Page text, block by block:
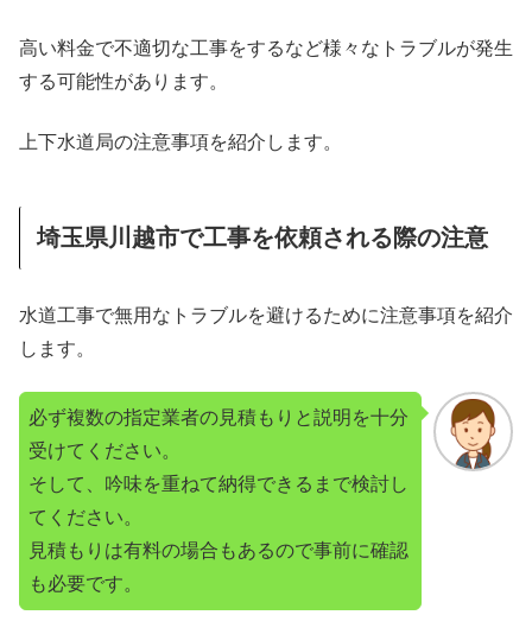
高い料金で不適切な工事をするなど様々なトラブルが発生
する可能性があります。
上下水道局の注意事項を紹介します。
埼玉県川越市で工事を依頼される際の注意
水道工事で無用なトラブルを避けるために注意事項を紹介
します。
必ず複数の指定業者の見積もりと説明を十分
受けてください。
そして、吟味を重ねて納得できるまで検討し
てください。
見積もりは有料の場合もあるので事前に確認
も必要です。